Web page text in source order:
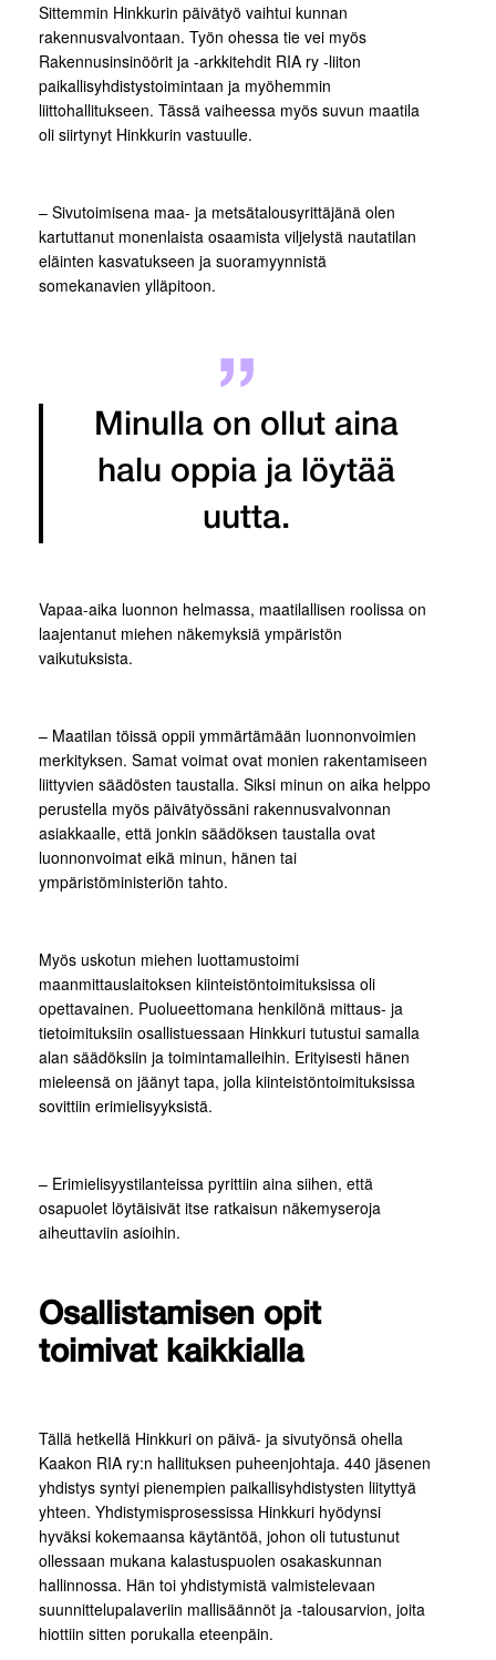
Sittemmin Hinkkurin päivätyö vaihtui kunnan
rakennusvalvontaan. Työn ohessa tie vei myös
Rakennusinsinöörit ja -arkkitehdit RIA ry -liiton
paikallisyhdistystoimintaan ja myöhemmin
liittohallitukseen. Tässä vaiheessa myös suvun maatila
oli siirtynyt Hinkkurin vastuulle.
– Sivutoimisena maa- ja metsätalousyrittäjänä olen
kartuttanut monenlaista osaamista viljelystä nautatilan
eläinten kasvatukseen ja suoramyynnistä
somekanavien ylläpitoon.
Minulla on ollut aina
halu oppia ja löytää
uutta.
Vapaa-aika luonnon helmassa, maatilallisen roolissa on
laajentanut miehen näkemyksiä ympäristön
vaikutuksista.
– Maatilan töissä oppii ymmärtämään luonnonvoimien
merkityksen. Samat voimat ovat monien rakentamiseen
liittyvien säädösten taustalla. Siksi minun on aika helppo
perustella myös päivätyössäni rakennusvalvonnan
asiakkaalle, että jonkin säädöksen taustalla ovat
luonnonvoimat eikä minun, hänen tai
ympäristöministeriön tahto.
Myös uskotun miehen luottamustoimi
maanmittauslaitoksen kiinteistöntoimituksissa oli
opettavainen. Puolueettomana henkilönä mittaus- ja
tietoimituksiin osallistuessaan Hinkkuri tutustui samalla
alan säädöksiin ja toimintamalleihin. Erityisesti hänen
mieleensä on jäänyt tapa, jolla kiinteistöntoimituksissa
sovittiin erimielisyyksistä.
– Erimielisyystilanteissa pyrittiin aina siihen, että
osapuolet löytäisivät itse ratkaisun näkemyseroja
aiheuttaviin asioihin.
Osallistamisen opit
toimivat kaikkialla
Tällä hetkellä Hinkkuri on päivä- ja sivutyönsä ohella
Kaakon RIA ry:n hallituksen puheenjohtaja. 440 jäsenen
yhdistys syntyi pienempien paikallisyhdistysten liityttyä
yhteen. Yhdistymisprosessissa Hinkkuri hyödynsi
hyväksi kokemaansa käytäntöä, johon oli tutustunut
ollessaan mukana kalastuspuolen osakaskunnan
hallinnossa. Hän toi yhdistymistä valmistelevaan
suunnittelupalaveriin mallisäännöt ja -talousarvion, joita
hiottiin sitten porukalla eteenpäin.